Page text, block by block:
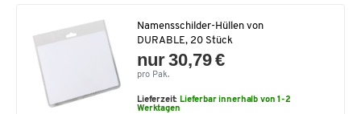
Namensschilder-Hüllen von
DURABLE, 20 Stück
nur 30,79 €
pro Pak.
Lieferzeit: Lieferbar innerhalb von 1-2
Werktagen